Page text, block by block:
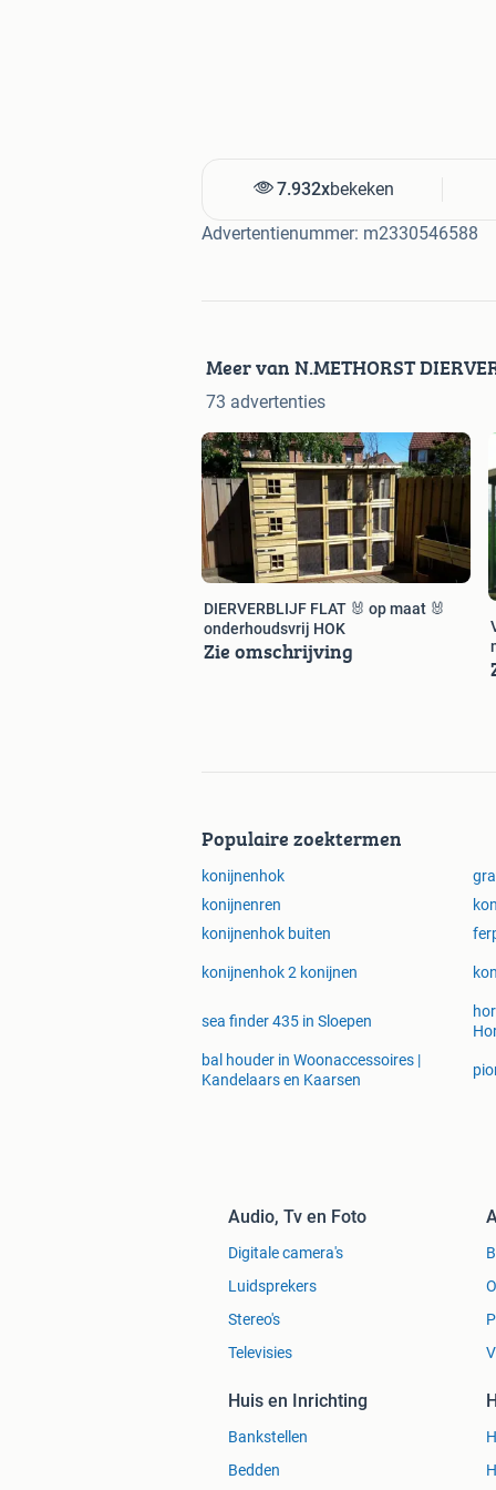
7.932xbekeken
Advertentienummer: m2330546588
Meer van N.METHORST
73 advertenties
DIERVERBLIJF FLAT 🐰 op maat 🐰
onderhoudsvrij HOK
Zie omschrijving
Populaire zoektermen
konijnenhok
konijnenren
konijnenhok buiten
konijnenhok 2 konijnen
sea finder 435 in Sloepen
bal houder in Woonaccessoires |
Kandelaars en Kaarsen
Audio, Tv en Foto
Digitale camera's
Luidsprekers
Stereo's
Televisies
Huis en Inrichting
Bankstellen
Bedden